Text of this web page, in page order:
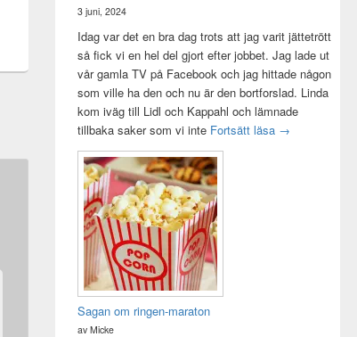
3 juni, 2024
Idag var det en bra dag trots att jag varit jättetrött
så fick vi en hel del gjort efter jobbet. Jag lade ut
vår gamla TV på Facebook och jag hittade någon
som ville ha den och nu är den bortforslad. Linda
kom iväg till Lidl och Kappahl och lämnade
tillbaka saker som vi inte Fortsätt läsa Idag var det en
→
Sagan om ringen-maraton
av Micke